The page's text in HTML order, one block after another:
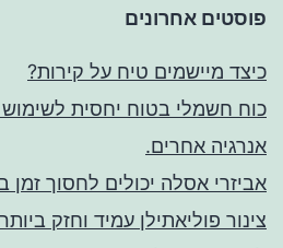
פוסטים אחרונים
כיצד מיישמים טיח על קירות?
כוח חשמלי בטוח יחסית
אנרגיה אחרים.
אביזרי אסלה יכולים לחסוך זמן
צינור פוליאתילן עמיד וחזק